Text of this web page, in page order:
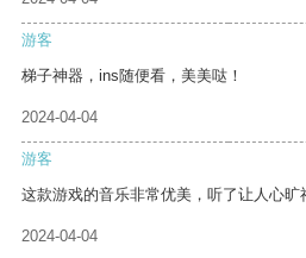
游客
梯子神器，ins随便看，美美哒！
2024-04-04
游客
这款游戏的音乐非常优美，听了让人心旷
2024-04-04